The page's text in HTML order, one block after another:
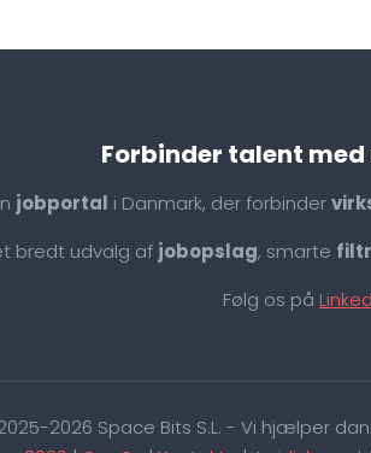
Forbinder talent
jobportal i Danmark, der forbinder
bredt udvalg af jobopslag, smarte
Følg os på
2026 Space Bits S.L. - Vi hjælper